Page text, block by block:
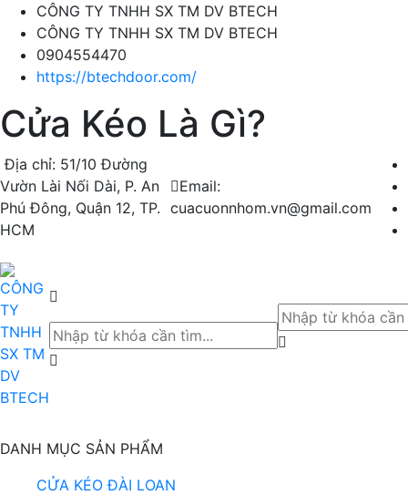
CÔNG TY TNHH SX TM DV BTECH
CÔNG TY TNHH SX TM DV BTECH
0904554470
https://btechdoor.com/
Cửa Kéo Là Gì?
Địa chỉ: 51/10 Đường
Vườn Lài Nối Dài, P. An
Phú Đông, Quận 12, TP.
HCM
Email:
cuacuonnhom.vn@gmail.com
DANH MỤC SẢN PHẨM
CỬA KÉO ĐÀI LOAN